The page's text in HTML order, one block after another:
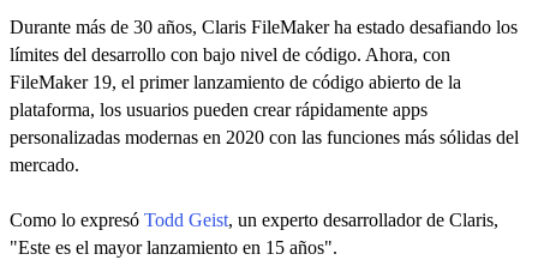
Durante más de 30 años, Claris FileMaker ha estado desafiando los
límites del desarrollo con bajo nivel de código. Ahora, con
FileMaker 19, el primer lanzamiento de código abierto de la
plataforma, los usuarios pueden crear rápidamente apps
personalizadas modernas en 2020 con las funciones más sólidas del
mercado.
Como lo expresó Todd Geist, un experto desarrollador de Claris,
"Este es el mayor lanzamiento en 15 años".